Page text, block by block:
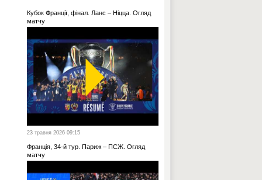
Кубок Франції, фінал. Ланс – Ніцца. Огляд
матчу
23 травня 2026 09:15
Франція, 34-й тур. Париж – ПСЖ. Огляд
матчу